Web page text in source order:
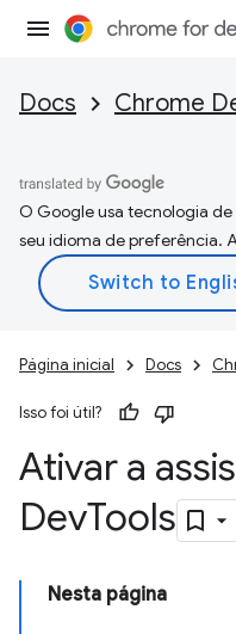
Docs Chrome
O Google usa tecnologia
seu idioma de preferência.
Página inicial Docs
Isso foi útil?
Ativar a
DevTools
Nesta página